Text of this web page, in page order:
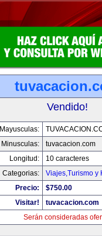
Vendido!
Mayusculas:
Minusculas:
tuvacacion.com
Longitud:
10 caracteres
Categorias:
Viajes,Turismo y
Precio:
$750.00
Visitar!
tuvacacion.com
Serán consideradas